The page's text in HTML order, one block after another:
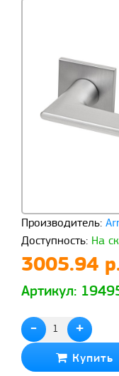
Производитель:
Доступность: На
3005.94
Артикул:
- +
Купить